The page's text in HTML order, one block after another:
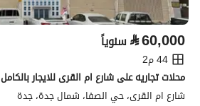
⃁60,000 سنوياً
44 م2
محلات تجاريه على شارع ام القرى للايجار بالكامل
شارع ام القرى، حي الصفا، شمال جدة، جدة